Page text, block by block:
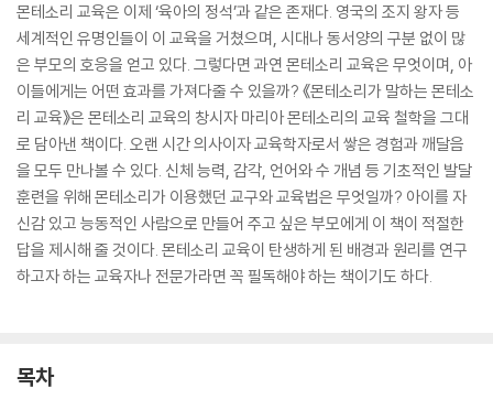
몬테소리 교육은 이제 ‘육아의 정석’과 같은 존재다. 영국의 조지 왕자 등
세계적인 유명인들이 이 교육을 거쳤으며, 시대나 동서양의 구분 없이 많
은 부모의 호응을 얻고 있다. 그렇다면 과연 몬테소리 교육은 무엇이며, 아
이들에게는 어떤 효과를 가져다줄 수 있을까? 《몬테소리가 말하는 몬테소
리 교육》은 몬테소리 교육의 창시자 마리아 몬테소리의 교육 철학을 그대
로 담아낸 책이다. 오랜 시간 의사이자 교육학자로서 쌓은 경험과 깨달음
을 모두 만나볼 수 있다. 신체 능력, 감각, 언어와 수 개념 등 기초적인 발달
훈련을 위해 몬테소리가 이용했던 교구와 교육법은 무엇일까? 아이를 자
신감 있고 능동적인 사람으로 만들어 주고 싶은 부모에게 이 책이 적절한
답을 제시해 줄 것이다. 몬테소리 교육이 탄생하게 된 배경과 원리를 연구
하고자 하는 교육자나 전문가라면 꼭 필독해야 하는 책이기도 하다.
목차